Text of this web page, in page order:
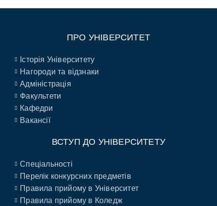
ПРО УНІВЕРСИТЕТ
Історія Університету
Нагороди та відзнаки
Адміністрація
Факультети
Кафедри
Вакансії
ВСТУП ДО УНІВЕРСИТЕТУ
Спеціальності
Перелік конкурсних предметів
Правила прийому в Університет
Правила прийому в Коледж